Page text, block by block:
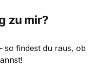
zu mir?
so findest du raus, ob